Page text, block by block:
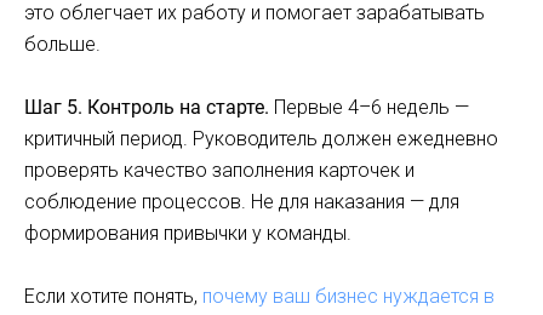
это облегчает их работу и помогает зарабатывать
больше.
Шаг 5. Контроль на старте. Первые 4–6 недель —
критичный период. Руководитель должен ежедневно
проверять качество заполнения карточек и
соблюдение процессов. Не для наказания — для
формирования привычки у команды.
Если хотите понять, почему ваш бизнес нуждается в